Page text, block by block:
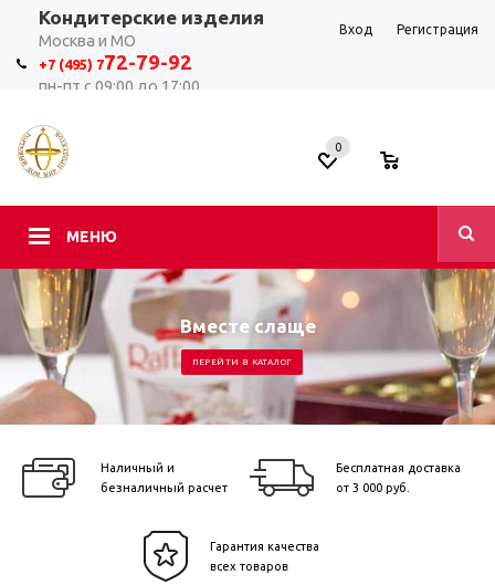
Кондитерские изделия
Москва и МО
+7 (495) 772-79-92
пн-пт с 09:00 до 17:00
Вход Регистрация
МЕНЮ
0
Вместе слаще
ПЕРЕЙТИ В КАТАЛОГ
Наличный и
безналичный расчет
Бесплатная доставка
от 3 000 руб.
Гарантия качества
всех товаров